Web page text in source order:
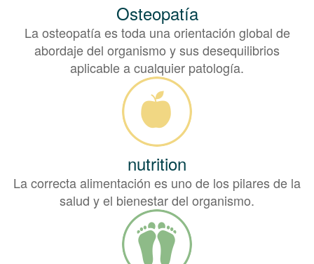
Osteopatía
La osteopatía es toda una orientación global de
abordaje del organismo y sus desequilibrios
aplicable a cualquier patología.
nutrition
La correcta alimentación es uno de los pilares de la
salud y el bienestar del organismo.